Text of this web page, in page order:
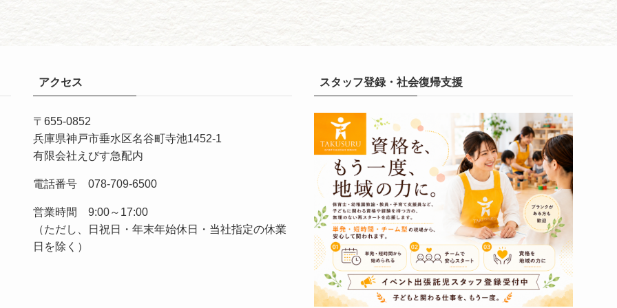
アクセス
〒655-0852
兵庫県神戸市垂水区名谷町寺池1452-1
有限会社えびす急配内
電話番号 078-709-6500
営業時間 9:00～17:00
（ただし、日祝日・年末年始休日・当社指定の休業
日を除く）
スタッフ登録・社会復帰支援